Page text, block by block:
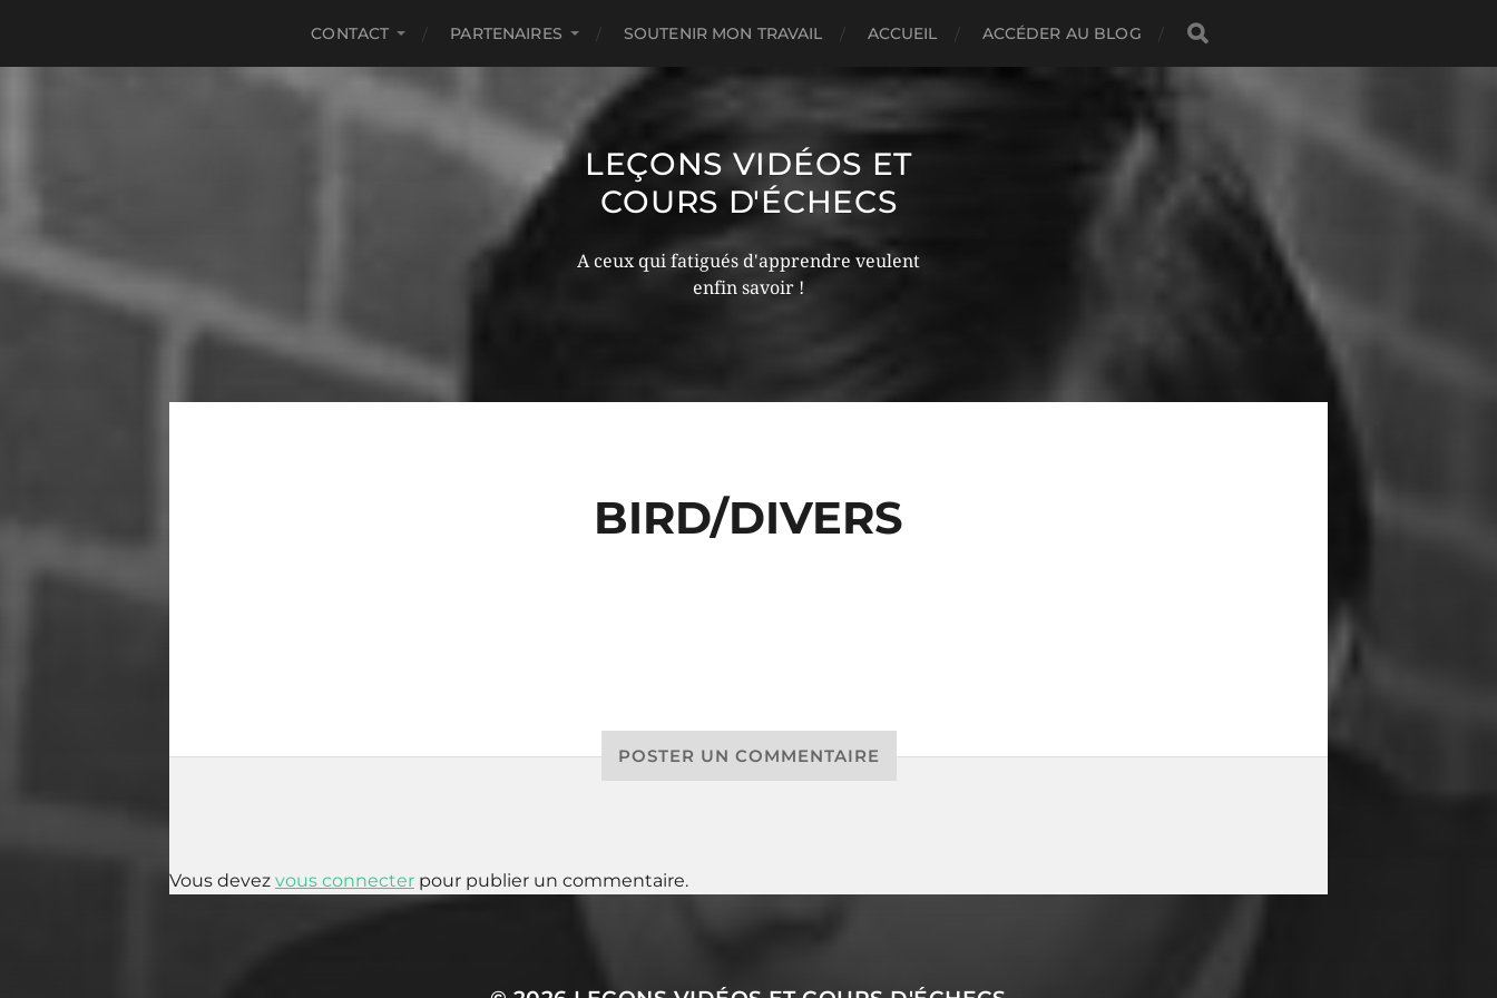
CONTACT PARTENAIRES SOUTENIR MON TRAVAIL ACCUEIL ACCÉDER AU BLOG
LEÇONS VIDÉOS ET
COURS D'ÉCHECS
A ceux qui fatigués d'apprendre veulent
enfin savoir !
BIRD/DIVERS
POSTER UN COMMENTAIRE
Vous devez vous connecter pour publier un commentaire.